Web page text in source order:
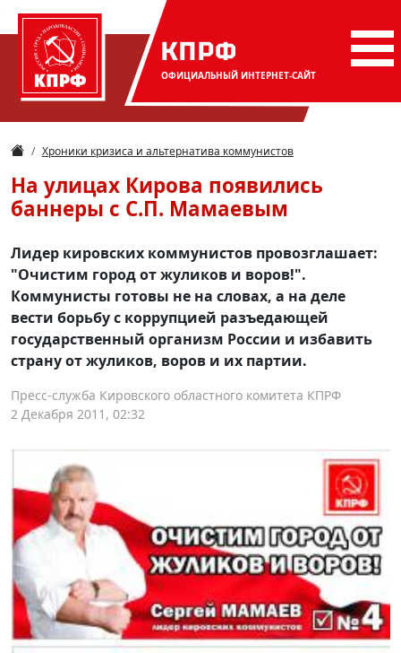
КПРФ
ОФИЦИАЛЬНЫЙ ИНТЕРНЕТ-САЙТ
Хроники кризиса и альтернатива коммунистов
На улицах Кирова появились
баннеры с С.П. Мамаевым
Лидер кировских коммунистов провозглашает:
"Очистим город от жуликов и воров!".
Коммунисты готовы не на словах, а на деле
вести борьбу с коррупцией разъедающей
государственный организм России и избавить
страну от жуликов, воров и их партии.
Пресс-служба Кировского областного комитета КПРФ
2 Декабря 2011, 02:32